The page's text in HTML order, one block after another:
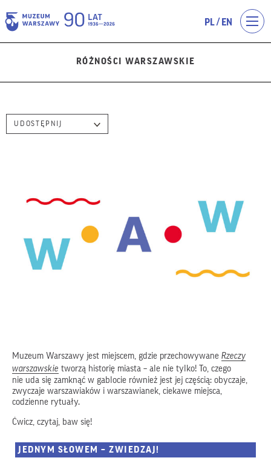
PL/ EN
RÓŻNOŚCI WARSZAWSKIE
UDOSTĘPNIJ
Muzeum Warszawy jest miejscem, gdzie przechowywane Rzeczy
warszawskie tworzą historię miasta – ale nie tylko! To, czego
nie uda się zamknąć w gablocie również jest jej częścią: obyczaje,
zwyczaje warszawiaków i warszawianek, ciekawe miejsca,
codzienne rytuały.
Ćwicz, czytaj, baw się!
JEDNYM SŁOWEM – ZWIEDZAJ!